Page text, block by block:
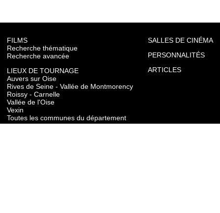
FILMS
Recherche thématique
Recherche avancée
LIEUX DE TOURNAGE
Auvers sur Oise
Rives de Seine - Vallée de Montmorency
Roissy - Carnelle
Vallée de l'Oise
Vexin
Toutes les communes du département
SALLES DE CINÉMA
PERSONNALITÉS
ARTICLES